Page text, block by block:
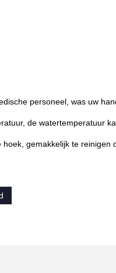
personeel, was uw
de watertemperatuur
gemakkelijk te reinigen